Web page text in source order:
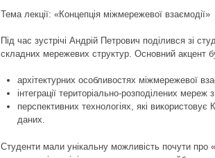
Тема лекції: «Концепція міжмережевої взаємодії»
Під час зустрічі Андрій Петрович поділився зі
складних мережевих структур. Основний акцент
архітектурних особливостях міжмережевої
інтеграції територіально-розподілених
перспективних технологіях, які використовує
даних.
Студенти мали унікальну можливість почути про